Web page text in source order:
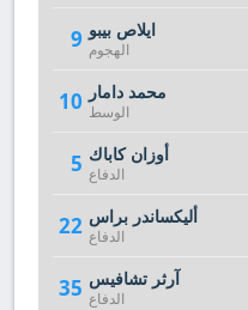
9 ايلاص بيبو
الهجوم
10 محمد دامار
الوسط
5 أوزان كاباك
الدفاع
22 أليكساندر براس
الدفاع
35 آرثر تشافيس
الدفاع